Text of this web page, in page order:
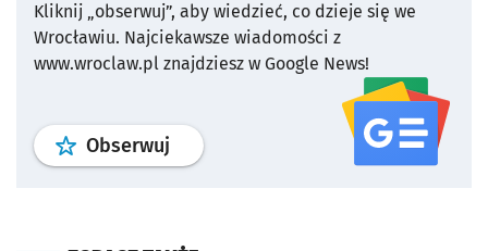
Kliknij „obserwuj”, aby wiedzieć, co dzieje się we
Wrocławiu. Najciekawsze wiadomości z
www.wroclaw.pl znajdziesz w Google News!
Obserwuj profil serwisu